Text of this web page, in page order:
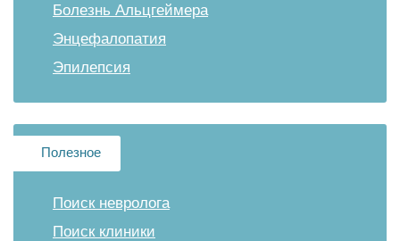
Болезнь Альцгеймера
Энцефалопатия
Эпилепсия
Полезное
Поиск невролога
Поиск клиники